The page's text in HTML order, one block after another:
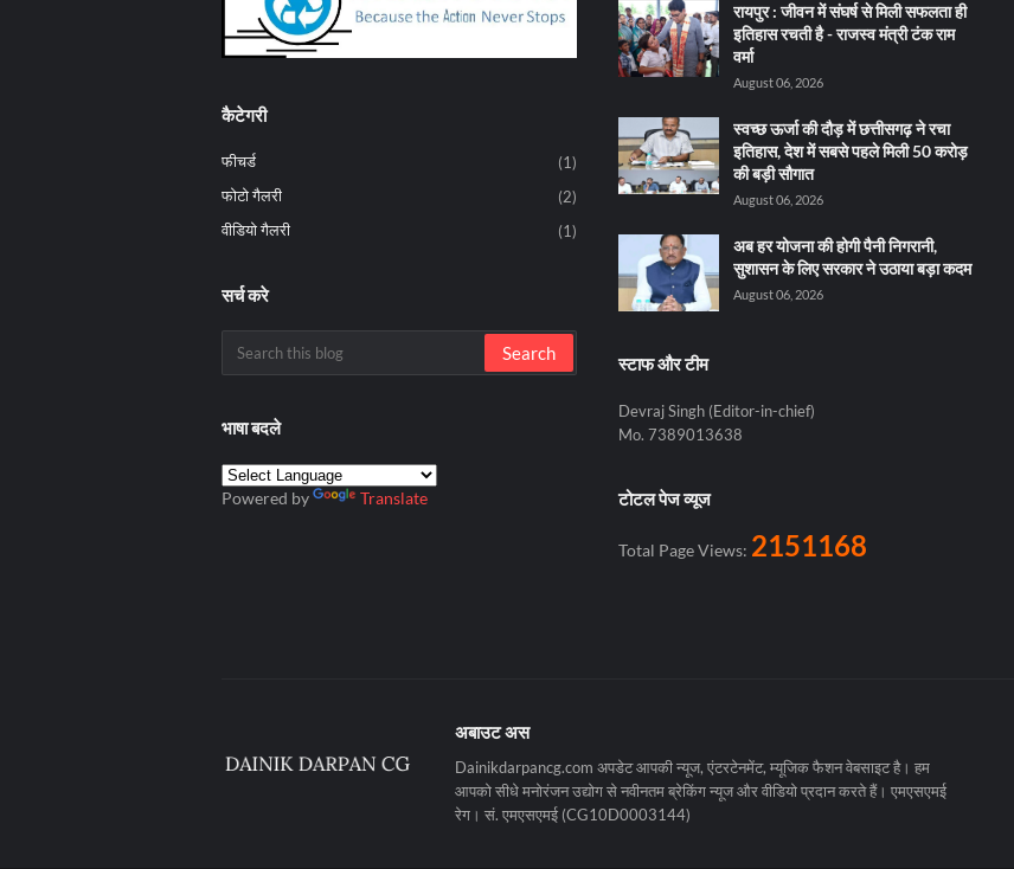
कैटेगरी
फीचर्ड
(1)
फोटो गैलरी
(2)
वीडियो गैलरी
(1)
सर्च करे
भाषा बदले
Powered by Translate
रायपुर : जीवन में संघर्ष से मिली सफलता ही
इतिहास रचती है - राजस्व मंत्री टंक राम
वर्मा
August 06, 2026
स्वच्छ ऊर्जा की दौड़ में छत्तीसगढ़ ने रचा
इतिहास, देश में सबसे पहले मिली 50 करोड़
की बड़ी सौगात
August 06, 2026
अब हर योजना की होगी पैनी निगरानी,
सुशासन के लिए सरकार ने उठाया बड़ा कदम
August 06, 2026
स्टाफ और टीम
Devraj Singh (Editor-in-chief)
Mo. 7389013638
टोटल पेज व्यूज
Total Page Views: 2151168
अबाउट अस
Dainikdarpancg.com अपडेट आपकी न्यूज, एंटरटेनमेंट, म्यूजिक फैशन वेबसाइट है। हम
आपको सीधे मनोरंजन उद्योग से नवीनतम ब्रेकिंग न्यूज और वीडियो प्रदान करते हैं। एमएसएमई
रेग। सं. एमएसएमई (CG10D0003144)